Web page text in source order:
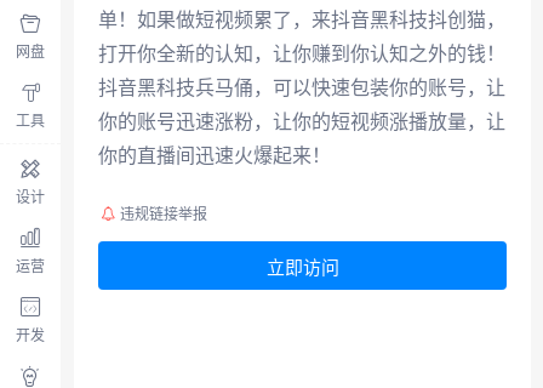
网盘
工具
设计
运营
开发
单！如果做短视频累了，来抖音黑科技抖创猫，
打开你全新的认知，让你赚到你认知之外的钱！
抖音黑科技兵马俑，可以快速包装你的账号，让
你的账号迅速涨粉，让你的短视频涨播放量，让
你的直播间迅速火爆起来！
违规链接举报
立即访问